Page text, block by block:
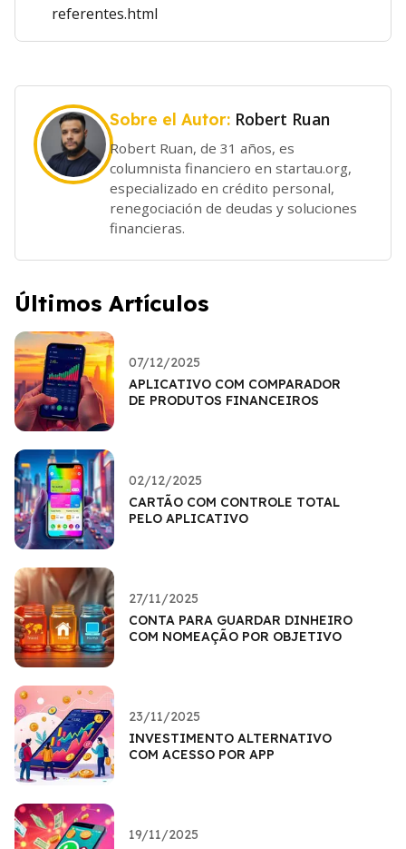
referentes.html
Sobre el Autor: Robert Ruan
Robert Ruan, de 31 años, es
columnista financiero en startau.org,
especializado en crédito personal,
renegociación de deudas y soluciones
financieras.
Últimos Artículos
07/12/2025
APLICATIVO COM COMPARADOR
DE PRODUTOS FINANCEIROS
02/12/2025
CARTÃO COM CONTROLE TOTAL
PELO APLICATIVO
27/11/2025
CONTA PARA GUARDAR DINHEIRO
COM NOMEAÇÃO POR OBJETIVO
23/11/2025
INVESTIMENTO ALTERNATIVO
COM ACESSO POR APP
19/11/2025